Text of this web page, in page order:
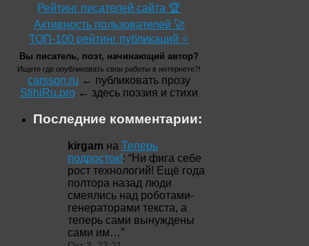
Рейтинг писателей сайта 🏆
Активность пользователей 🚀
ТОП-100 рейтинг публикаций ⭐
Вы писатель, поэт, начинающий автор?
Ищете где опубликовать свои работы в интернете?!
carsson.ru ← публиковать прозу
StihiRu.pro ← здесь поэзия и стихи
Последние комментарии:
kirgam на Теперь
подросток!: “Ни фига себе
рост технологий! Ещё года
полтора назад люди
смеялись над роботами-
генераторами текста, а
теперь сами вынуждены
сами им…”